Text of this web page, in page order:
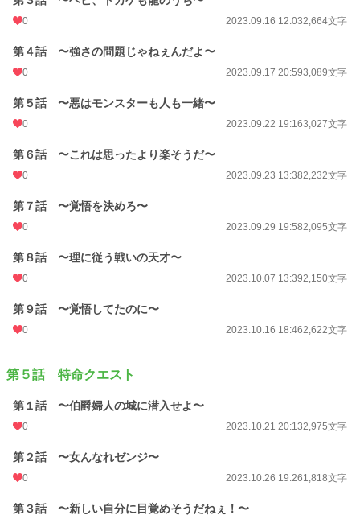
0 2023.09.16 12:032,664文字
第４話 〜強さの問題じゃねぇんだよ〜
0 2023.09.17 20:593,089文字
第５話 〜悪はモンスターも人も一緒〜
0 2023.09.22 19:163,027文字
第６話 〜これは思ったより楽そうだ〜
0 2023.09.23 13:382,232文字
第７話 〜覚悟を決めろ〜
0 2023.09.29 19:582,095文字
第８話 〜理に従う戦いの天才〜
0 2023.10.07 13:392,150文字
第９話 〜覚悟してたのに〜
0 2023.10.16 18:462,622文字
第５話 特命クエスト
第１話 〜伯爵婦人の城に潜入せよ〜
0 2023.10.21 20:132,975文字
第２話 〜女んなれゼンジ〜
0 2023.10.26 19:261,818文字
第３話 〜新しい自分に目覚めそうだねぇ！〜